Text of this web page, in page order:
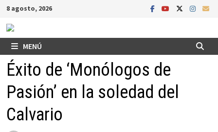
Saltar
contenido
8 agosto, 2026
MENÚ
Éxito de ‘Monólogos de
Pasión’ en la soledad del
Calvario